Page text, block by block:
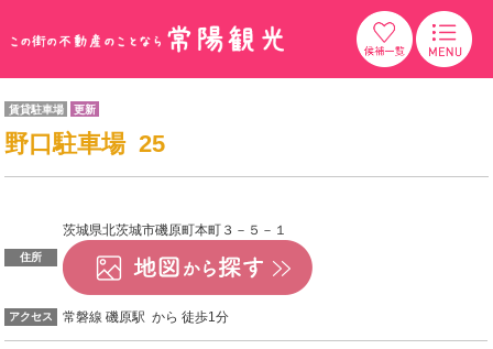
賃貸駐車場 更新
野口駐車場 25
住所
茨城県北茨城市磯原町本町３－５－１
アクセス 常磐線 磯原駅 から 徒歩1分